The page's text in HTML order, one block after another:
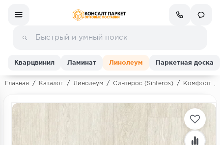
Ламинат
Линолеум
Кварцвинил Ламинат Линолеум Паркетная доска
Главная / Каталог / Линолеум / Синтерос (Sinteros) / Комфорт